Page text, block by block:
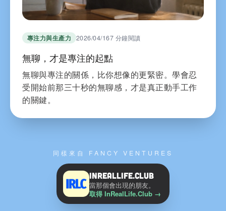
專注力與生產力 2026/04/167 分鐘閱讀
無聊，才是專注的起點
無聊與專注的關係，比你想像的更緊密。學會忍
受開始前那三十秒的無聊感，才是真正動手工作
的關鍵。
同樣來自 FANCY VENTURES
InRealLife.Club
當那個會出現的朋友。
取得 InRealLife.Club →